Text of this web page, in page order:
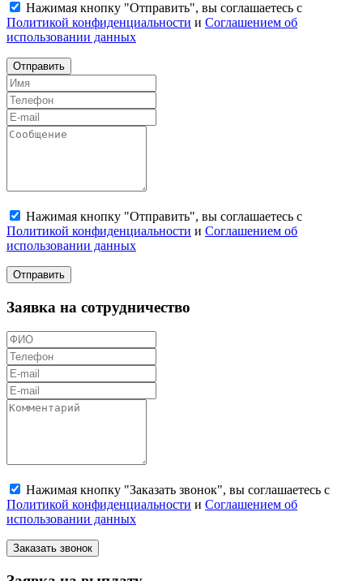
Нажимая кнопку "Отправить", вы соглашаетесь с
Политикой конфиденциальности и Соглашением об
использовании данных
Отправить
Нажимая кнопку "Отправить", вы соглашаетесь с
Политикой конфиденциальности и Соглашением об
использовании данных
Отправить
Заявка на сотрудничество
Нажимая кнопку "Заказать звонок", вы соглашаетесь с
Политикой конфиденциальности и Соглашением об
использовании данных
Заказать звонок